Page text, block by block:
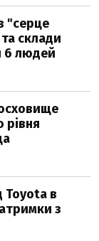
"серце
склади
6 людей
рівня
Toyota в
з